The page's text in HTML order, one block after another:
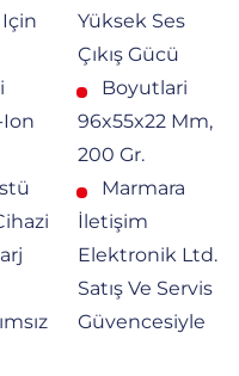
Için
Ion
Yüksek Ses
Çıkış Gücü
Boyutlari
96x55x22 Mm,
200 Gr.
Marmara
İletişim
Elektronik Ltd.
Satış Ve Servis
Güvencesiyle